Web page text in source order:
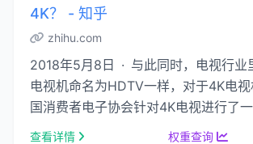
4K？ - 知乎
zhihu.com
2018年5月8日 · 与此同时，电视行业
电视机命名为HDTV一样，对于4K电
国消费者电子协会针对4K电视进行了
UHDTV，这个命名也就是超高清电 …...
查看详情 权重查询